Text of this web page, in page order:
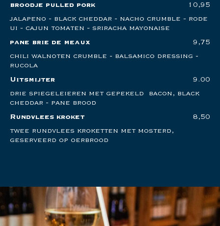
broodje pulled pork
10,95
jalapeno - black cheddar - nacho crumble - rode
ui - cajun tomaten - sriracha mayonaise
pane brie de meaux
9,75
chili walnoten crumble - balsamico dressing -
rucola
Uitsmijter
9.00
drie spiegeleieren met gepekeld bacon, black
cheddar - pane brood
Rundvlees kroket
8,50
twee rundvlees kroketten met mosterd,
geserveerd op oerbrood